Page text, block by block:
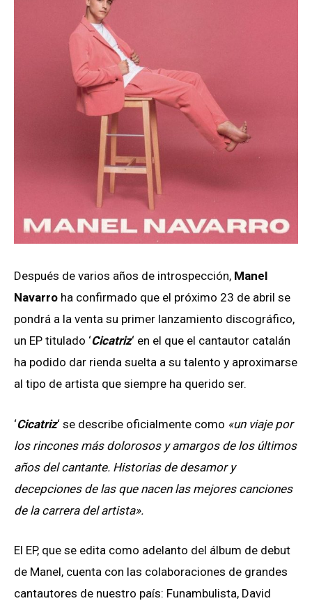
Después de varios años de introspección, Manel
Navarro ha confirmado que el próximo 23 de abril se
pondrá a la venta su primer lanzamiento discográfico,
un EP titulado ‘Cicatriz‘ en el que el cantautor catalán
ha podido dar rienda suelta a su talento y aproximarse
al tipo de artista que siempre ha querido ser.
‘Cicatriz‘ se describe oficialmente como «un viaje por
los rincones más dolorosos y amargos de los últimos
años del cantante. Historias de desamor y
decepciones de las que nacen las mejores canciones
de la carrera del artista».
El EP, que se edita como adelanto del álbum de debut
de Manel, cuenta con las colaboraciones de grandes
cantautores de nuestro país: Funambulista, David